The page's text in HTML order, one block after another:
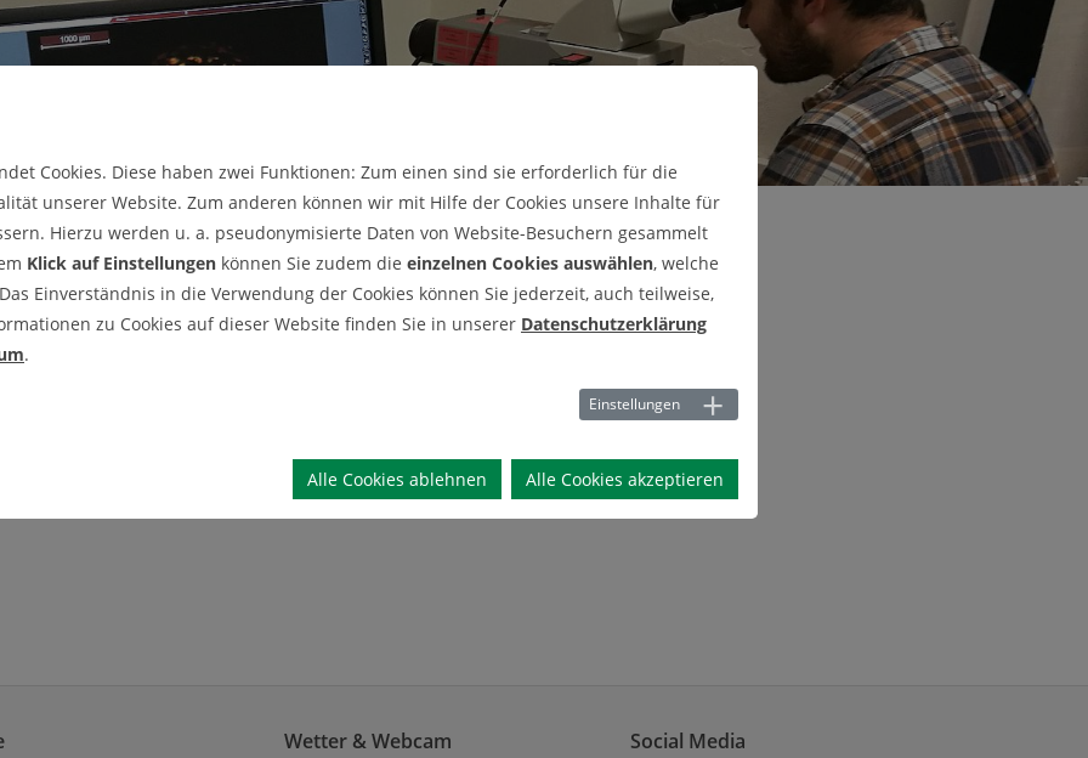
Laborgeräte
Publikationen
Chancen
Studienfachberatung
Raumbelegung
Mitarbeiter/innen
Stellenangebote
Mikroindenter
Wetter & Webcam Social Media
Cookies. Diese haben zwei Funktionen: Zum einen sind sie erforderlich für die
unserer Website. Zum anderen können wir mit Hilfe der Cookies unsere Inhalte für
Hierzu werden u. a. pseudonymisierte Daten von Website-Besuchern gesammelt
Klick auf Einstellungen können Sie zudem die einzelnen Cookies auswählen, welche
Einverständnis in die Verwendung der Cookies können Sie jederzeit, auch teilweise,
zu Cookies auf dieser Website finden Sie in unserer Datenschutzerklärung
.
Einstellungen
Alle Cookies ablehnen Alle Cookies akzeptieren